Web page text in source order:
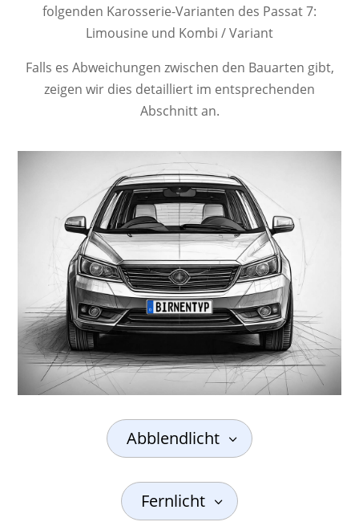
folgenden Karosserie-Varianten des Passat 7:
Limousine und Kombi / Variant
Falls es Abweichungen zwischen den Bauarten gibt,
zeigen wir dies detailliert im entsprechenden
Abschnitt an.
Abblendlicht
Fernlicht